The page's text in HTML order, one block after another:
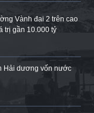
Vành đai 2 trên cao
trị gần 10.000 tỷ
Hải dương vốn nước